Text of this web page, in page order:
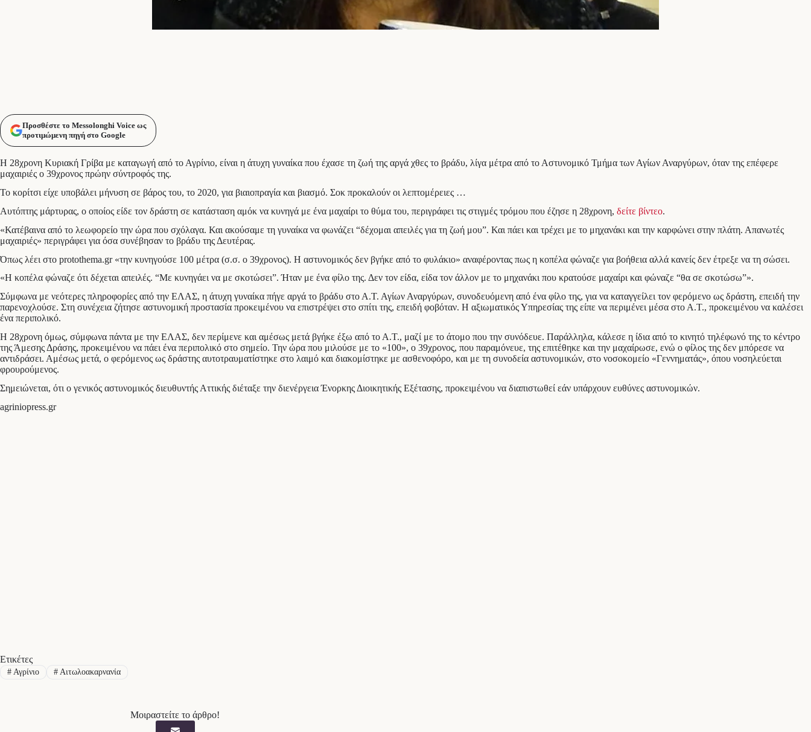
Προσθέστε το Messolonghi Voice ως
προτιμώμενη πηγή στο Google
Η 28χρονη Κυριακή Γρίβα με καταγωγή από το Αγρίνιο, είναι η άτυχη γυναίκα που έχασε τη ζωή της αργά χθες το βράδυ, λίγα μέτρα από το Αστυνομικό Τμήμα των Αγίων Αναργύρων, όταν της επέφερε
μαχαιριές ο 39χρονος πρώην σύντροφός της.
Το κορίτσι είχε υποβάλει μήνυση σε βάρος του, το 2020, για βιαιοπραγία και βιασμό. Σοκ προκαλούν οι λεπτομέρειες …
Αυτόπτης μάρτυρας, ο οποίος είδε τον δράστη σε κατάσταση αμόκ να κυνηγά με ένα μαχαίρι το θύμα του, περιγράφει τις στιγμές τρόμου που έζησε η 28χρονη, δείτε βίντεο.
«Κατέβαινα από το λεωφορείο την ώρα που σχόλαγα. Και ακούσαμε τη γυναίκα να φωνάζει “δέχομαι απειλές για τη ζωή μου”. Και πάει και τρέχει με το μηχανάκι και την καρφώνει στην πλάτη. Απανωτές
μαχαιριές» περιγράφει για όσα συνέβησαν το βράδυ της Δευτέρας.
Όπως λέει στο protothema.gr «την κυνηγούσε 100 μέτρα (σ.σ. ο 39χρονος). Η αστυνομικός δεν βγήκε από το φυλάκιο» αναφέροντας πως η κοπέλα φώναζε για βοήθεια αλλά κανείς δεν έτρεξε να τη σώσει.
«Η κοπέλα φώναζε ότι δέχεται απειλές. “Με κυνηγάει να με σκοτώσει”. Ήταν με ένα φίλο της. Δεν τον είδα, είδα τον άλλον με το μηχανάκι που κρατούσε μαχαίρι και φώναζε “θα σε σκοτώσω”».
Σύμφωνα με νεότερες πληροφορίες από την ΕΛΑΣ, η άτυχη γυναίκα πήγε αργά το βράδυ στο Α.Τ. Αγίων Αναργύρων, συνοδευόμενη από ένα φίλο της, για να καταγγείλει τον φερόμενο ως δράστη, επειδή την
παρενοχλούσε. Στη συνέχεια ζήτησε αστυνομική προστασία προκειμένου να επιστρέψει στο σπίτι της, επειδή φοβόταν. Η αξιωματικός Υπηρεσίας της είπε να περιμένει μέσα στο Α.Τ., προκειμένου να καλέσει
ένα περιπολικό.
Η 28χρονη όμως, σύμφωνα πάντα με την ΕΛΑΣ, δεν περίμενε και αμέσως μετά βγήκε έξω από το Α.Τ., μαζί με το άτομο που την συνόδευε. Παράλληλα, κάλεσε η ίδια από το κινητό τηλέφωνό της το κέντρο
της Άμεσης Δράσης, προκειμένου να πάει ένα περιπολικό στο σημείο. Την ώρα που μιλούσε με το «100», ο 39χρονος, που παραμόνευε, της επιτέθηκε και την μαχαίρωσε, ενώ ο φίλος της δεν μπόρεσε να
αντιδράσει. Αμέσως μετά, ο φερόμενος ως δράστης αυτοτραυματίστηκε στο λαιμό και διακομίστηκε με ασθενοφόρο, και με τη συνοδεία αστυνομικών, στο νοσοκομείο «Γεννηματάς», όπου νοσηλεύεται
φρουρούμενος.
Σημειώνεται, ότι ο γενικός αστυνομικός διευθυντής Αττικής διέταξε την διενέργεια Ένορκης Διοικητικής Εξέτασης, προκειμένου να διαπιστωθεί εάν υπάρχουν ευθύνες αστυνομικών.
agriniopress.gr
Ετικέτες
#Αγρίνιο #Αιτωλοακαρνανία
Μοιραστείτε το άρθρο!